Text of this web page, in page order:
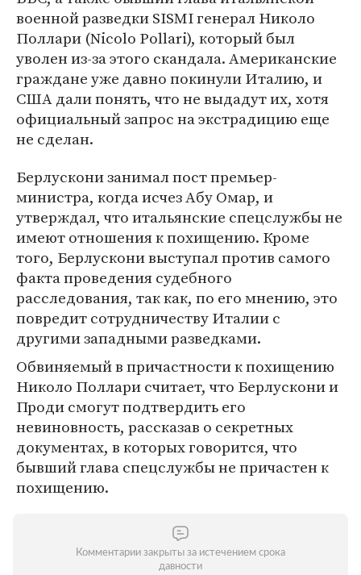
военной разведки SISMI генерал Николо
Поллари (Nicolo Pollari), который был
уволен из-за этого скандала. Американские
граждане уже давно покинули Италию, и
США дали понять, что не выдадут их, хотя
официальный запрос на экстрадицию еще
не сделан.
Берлускони занимал пост премьер-
министра, когда исчез Абу Омар, и
утверждал, что итальянские спецслужбы не
имеют отношения к похищению. Кроме
того, Берлускони выступал против самого
факта проведения судебного
расследования, так как, по его мнению, это
повредит сотрудничеству Италии с
другими западными разведками.
Обвиняемый в причастности к похищению
Николо Поллари считает, что Берлускони и
Проди смогут подтвердить его
невиновность, рассказав о секретных
документах, в которых говорится, что
бывший глава спецслужбы не причастен к
похищению.
Комментарии закрыты за истечением срока
давности